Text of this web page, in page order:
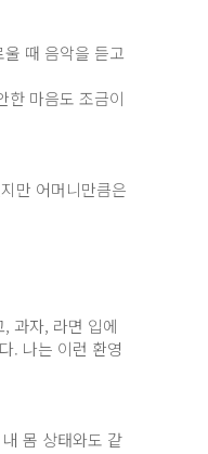
때 음악을 듣고
한 마음도 조금이
만 어머니만큼은
과자, 라면 입에
. 나는 이런 환영
몸 상태와도 같